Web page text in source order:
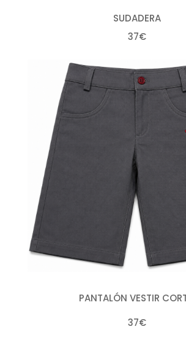
SUDADERA
37€
PANTALÓN VESTIR
37€